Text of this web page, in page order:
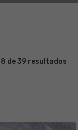
de 39 resultados